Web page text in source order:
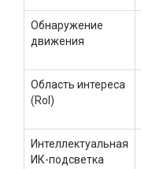
Обнаружение
движения
Область интереса
(RoI)
Интеллектуальная
ИК-подсветка